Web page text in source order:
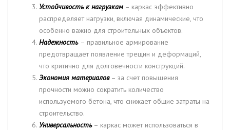
Устойчивость к нагрузкам – каркас эффективно
распределяет нагрузки, включая динамические, что
особенно важно для строительных объектов.
Надежность – правильное армирование
предотвращает появление трещин и деформаций,
что критично для долговечности конструкций.
Экономия материалов– за счет повышения
прочности можно сократить количество
используемого бетона, что снижает общие затраты на
строительство.
Универсальность– каркас может использоваться в